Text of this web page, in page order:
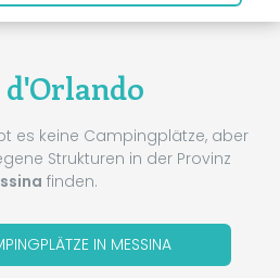
d'Orlando
es keine Campingplätze, aber
Strukturen in der Provinz
finden.
IN MESSINA